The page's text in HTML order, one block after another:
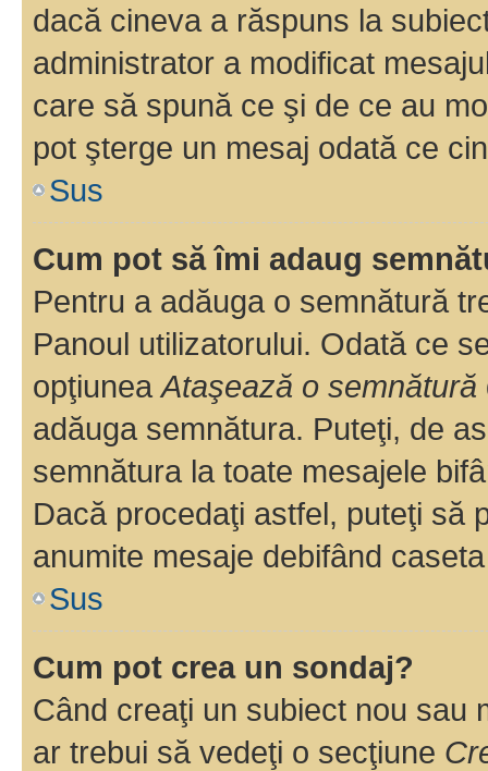
dacă cineva a răspuns la
administrator a modificat
care să spună ce şi de ce au
pot şterge un mesaj odată ce
Sus
Cum pot să îmi adaug
Pentru a adăuga o semnătură
Panoul utilizatorului. Odată ce
opţiunea Ataşează o semnătură
adăuga semnătura. Puteţi, de
semnătura la toate mesajele
Dacă procedaţi astfel, puteţi să
anumite mesaje debifând
Sus
Cum pot crea un sondaj?
Când creaţi un subiect nou sau
ar trebui să vedeţi o secţiune